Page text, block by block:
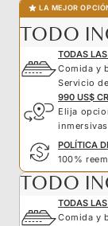
LA MEJOR
TODO
TODAS
Comida y
Servicio
990 US$
Elija
inmersivas
POLÍTICA
100%
TODO
TODAS
Comida y